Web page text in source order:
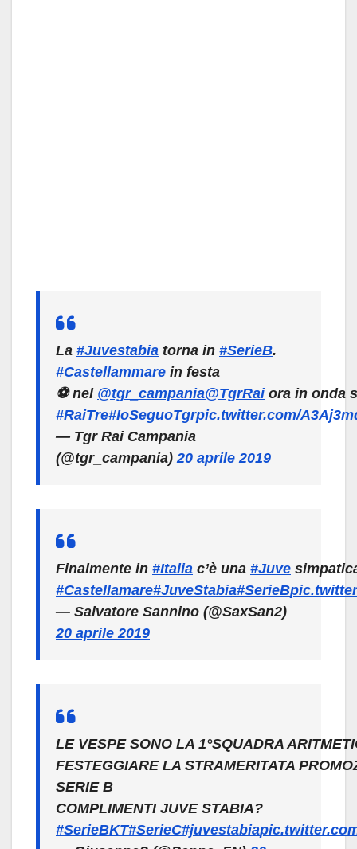
La #Juvestabia torna in #SerieB.
#Castellammare in festa
⚽️ nel @tgr_campania@TgrRaiora in onda
#RaiTre#IoSeguoTgrpic.twitter.com/
— Tgr Rai Campania
(@tgr_campania) 20 aprile 2019
Finalmente in #Italia c’è una #Juve
#Castellamare#JuveStabia#SerieB
— Salvatore Sannino (@SaxSan2)
20 aprile 2019
LE VESPE SONO LA 1°SQUADRA
FESTEGGIARE LA STRAMERITATA
SERIE B
COMPLIMENTI JUVE STABIA?
#SerieBKT#SerieC#juvestabia